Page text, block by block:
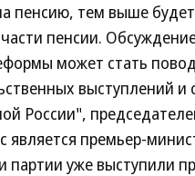
пенсию, тем выше
пенсии.
может стать
выступлений и
России",
является премьер-
партии уже выступили